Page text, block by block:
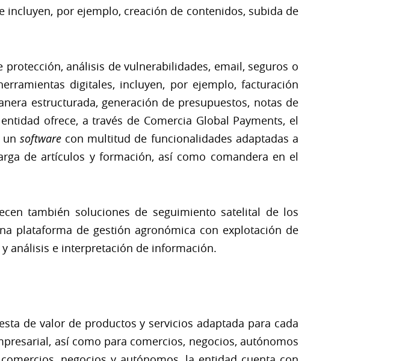
por ejemplo, creación de contenidos, subida de
protección, análisis de vulnerabilidades, email, seguros o
digitales, incluyen, por ejemplo, facturación
estructurada, generación de presupuestos, notas de
ofrece, a través de Comercia Global Payments, el
un softwarecon multitud de funcionalidades adaptadas a
de artículos y formación, así como comandera en el
también soluciones de seguimiento satelital de los
plataforma de gestión agronómica con explotación de
análisis e interpretación de información.
de valor de productos y servicios adaptada para cada
así como para comercios, negocios, autónomos